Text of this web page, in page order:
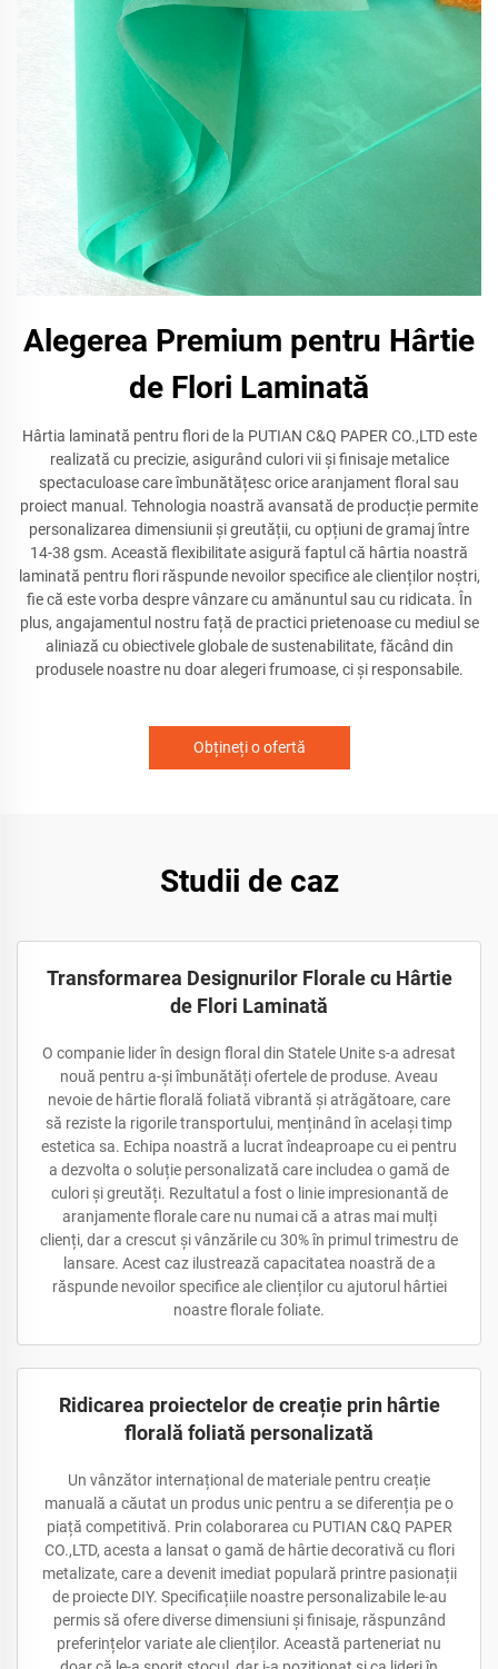
Alegerea Premium pentru Hârtie
de Flori Laminată
Hârtia laminată pentru flori de la PUTIAN C&Q PAPER CO.,LTD este
realizată cu precizie, asigurând culori vii și finisaje metalice
spectaculoase care îmbunătățesc orice aranjament floral sau
proiect manual. Tehnologia noastră avansată de producție permite
personalizarea dimensiunii și greutății, cu opțiuni de gramaj între
14-38 gsm. Această flexibilitate asigură faptul că hârtia noastră
laminată pentru flori răspunde nevoilor specifice ale clienților noștri,
fie că este vorba despre vânzare cu amănuntul sau cu ridicata. În
plus, angajamentul nostru față de practici prietenoase cu mediul se
aliniază cu obiectivele globale de sustenabilitate, făcând din
produsele noastre nu doar alegeri frumoase, ci și responsabile.
Obțineți o ofertă
Studii de caz
Transformarea Designurilor Florale cu Hârtie
de Flori Laminată
O companie lider în design floral din Statele Unite s-a adresat
nouă pentru a-și îmbunătăți ofertele de produse. Aveau
nevoie de hârtie florală foliată vibrantă și atrăgătoare, care
să reziste la rigorile transportului, menținând în același timp
estetica sa. Echipa noastră a lucrat îndeaproape cu ei pentru
a dezvolta o soluție personalizată care includea o gamă de
culori și greutăți. Rezultatul a fost o linie impresionantă de
aranjamente florale care nu numai că a atras mai mulți
clienți, dar a crescut și vânzările cu 30% în primul trimestru de
lansare. Acest caz ilustrează capacitatea noastră de a
răspunde nevoilor specifice ale clienților cu ajutorul hârtiei
noastre florale foliate.
Ridicarea proiectelor de creație prin hârtie
florală foliată personalizată
Un vânzător internațional de materiale pentru creație
manuală a căutat un produs unic pentru a se diferenția pe o
piață competitivă. Prin colaborarea cu PUTIAN C&Q PAPER
CO.,LTD, acesta a lansat o gamă de hârtie decorativă cu flori
metalizate, care a devenit imediat populară printre pasionații
de proiecte DIY. Specificațiile noastre personalizabile le-au
permis să ofere diverse dimensiuni și finisaje, răspunzând
preferințelor variate ale clienților. Această parteneriat nu